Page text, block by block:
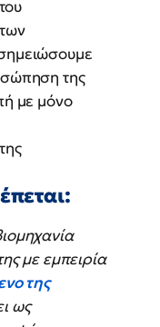
της
με μόνο
με εμπειρία
της
ως